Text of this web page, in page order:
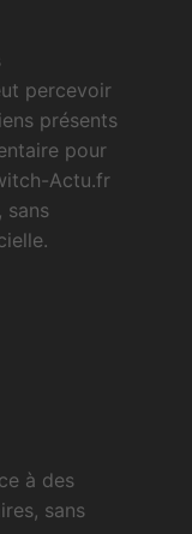
percevoir
présents
pour
Actu.fr
sans
à des
sans